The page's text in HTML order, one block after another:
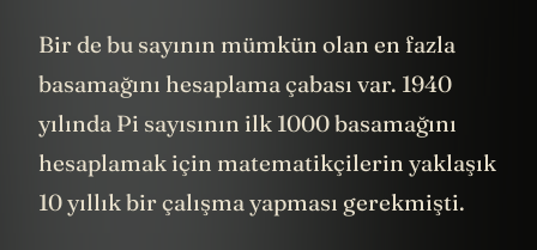
Bir de bu sayının mümkün olan en fazla
basamağını hesaplama çabası var. 1940
yılında Pi sayısının ilk 1000 basamağını
hesaplamak için matematikçilerin yaklaşık
10 yıllık bir çalışma yapması gerekmişti.